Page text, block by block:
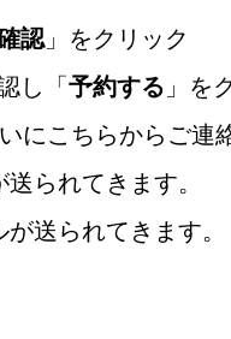
認」をクリック
し「 予約する 」を
にこちらからご連
られてきます。
送られてきます。